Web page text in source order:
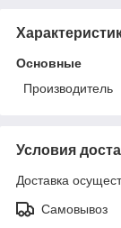
Основные
Производитель
Условия
Доставка
Самовывоз